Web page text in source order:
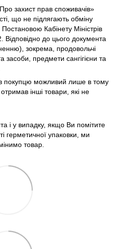
захист прав споживачів»
що не підлягають обміну
Кабінету Міністрів
до цього документа
зокрема, продовольчі
засоби, предмети сангігієни та
покупцю можливий лише в тому
інші товари, які не
і у випадку, якщо Ви помітите
герметичної упаковки, ми
товар.